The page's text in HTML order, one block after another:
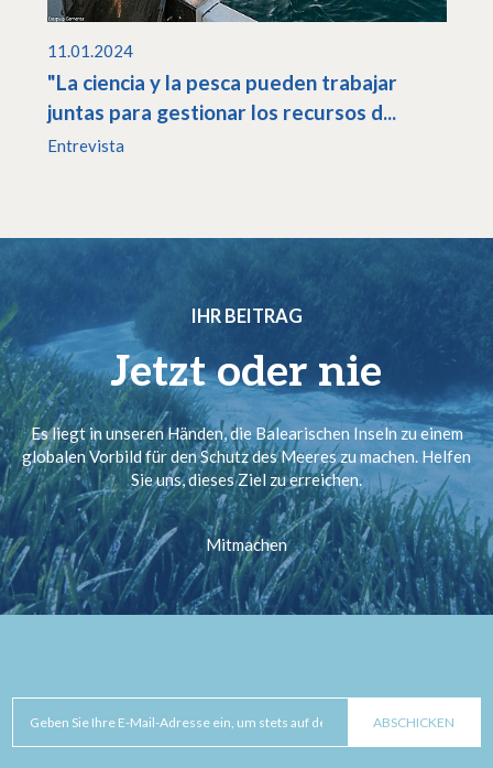
11.01.2024
"La ciencia y la pesca pueden trabajar
juntas para gestionar los recursos d...
Entrevista
IHR BEITRAG
Jetzt oder nie
Es liegt in unseren Händen, die Balearischen Inseln zu einem
globalen Vorbild für den Schutz des Meeres zu machen. Helfen
Sie uns, dieses Ziel zu erreichen.
Mitmachen